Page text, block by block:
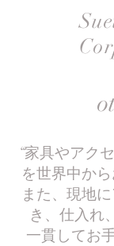
“家具やアク
を世界中から
また、現地
き、仕入れ
一貫してお